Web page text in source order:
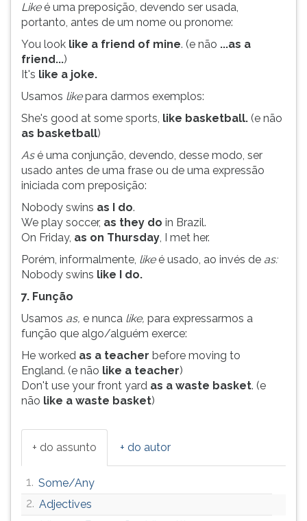
ouvir
essa
instrução
novamente.
Likeé uma preposição, devendo ser usada,
portanto, antes de um nome ou pronome:
You look like a friend of mine. (e não ...as a
friend...)
It's like a joke.
Usamos likepara darmos exemplos:
She's good at some sports, like basketball. (e não
as basketball)
Asé uma conjunção, devendo, desse modo, ser
usado antes de uma frase ou de uma expressão
iniciada com preposição:
Nobody swins as I do.
We play soccer, as they do in Brazil.
On Friday, as on Thursday, I met her.
Porém, informalmente, likeé usado, ao invés de as:
Nobody swins like I do.
7. Função
Usamos as, e nunca like, para expressarmos a
função que algo/alguém exerce:
He worked as a teacher before moving to
England. (e não like a teacher)
Don't use your front yard as a waste basket. (e
não like a waste basket)
+ do assunto + do autor
1. Some/Any
2. Adjectives